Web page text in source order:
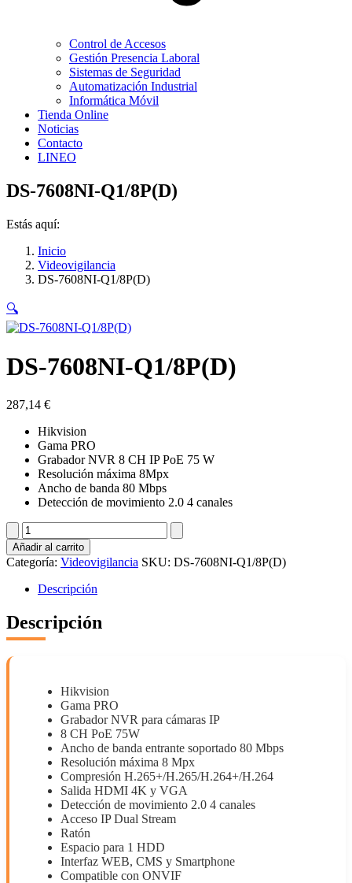
Control de Accesos
Gestión Presencia Laboral
Sistemas de Seguridad
Automatización Industrial
Informática Móvil
Tienda Online
Noticias
Contacto
LINEO
Facebook
page
in
window
Instagram
page
in
window
Linkedin
page
in
window
Facebook
page
in
window
Instagram
page
in
window
Linkedin
page
in
window
DS-7608NI-Q1/8P(D)
Estás aquí:
Inicio
Videovigilancia
DS-7608NI-Q1/8P(D)
🔍
DS-7608NI-Q1/8P(D)
287,14 €
Hikvision
Gama PRO
Grabador NVR 8 CH IP PoE 75 W
Resolución máxima 8Mpx
Ancho de banda 80 Mbps
Detección de movimiento 2.0 4 canales
DS-
7608NI-
Q1/8P(D)
cantidad
Añadir al carrito
Categoría: Videovigilancia SKU: DS-7608NI-Q1/8P(D)
Descripción
Descripción
Hikvision
Gama PRO
Grabador NVR para cámaras IP
8 CH PoE 75W
Ancho de banda entrante soportado 80 Mbps
Resolución máxima 8 Mpx
Compresión H.265+/H.265/H.264+/H.264
Salida HDMI 4K y VGA
Detección de movimiento 2.0 4 canales
Acceso IP Dual Stream
Ratón
Espacio para 1 HDD
Interfaz WEB, CMS y Smartphone
Compatible con ONVIF